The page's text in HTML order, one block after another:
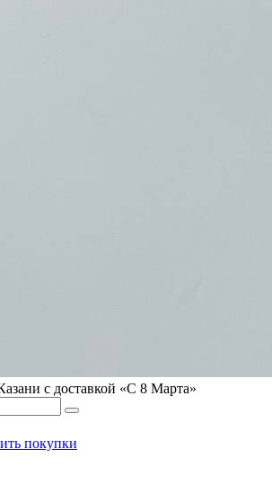
с доставкой «С 8 Марта»
покупки